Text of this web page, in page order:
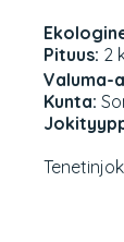
Pituus: 2
Valuma-
Kunta: